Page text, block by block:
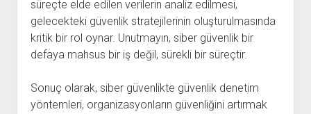
süreçte elde edilen verilerin analiz edilmesi,
gelecekteki güvenlik stratejilerinin oluşturulmasında
kritik bir rol oynar. Unutmayın, siber güvenlik bir
defaya mahsus bir iş değil, sürekli bir süreçtir.
Sonuç olarak, siber güvenlikte güvenlik denetim
yöntemleri, organizasyonların güvenliğini artırmak